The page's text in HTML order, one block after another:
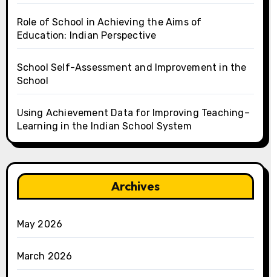
Role of School in Achieving the Aims of
Education: Indian Perspective
School Self-Assessment and Improvement in the
School
Using Achievement Data for Improving Teaching–
Learning in the Indian School System
Archives
May 2026
March 2026